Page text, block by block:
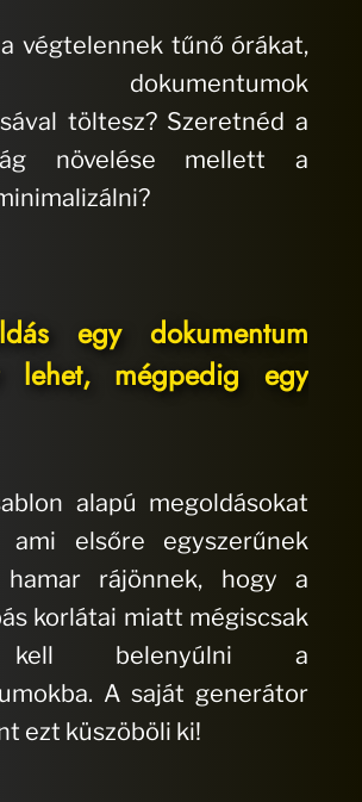
végtelennek tűnő órákat,
dokumentumok
töltesz? Szeretnéd a
növelése mellett a
egy dokumentum
lehet, mégpedig egy
alapú megoldásokat
ami elsőre egyszerűnek
rájönnek, hogy a
korlátai miatt mégiscsak
kell belenyúlni a
A saját generátor
ezt küszöböli ki!